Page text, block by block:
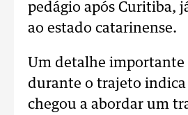
pedágio após Curitiba,
ao estado catarinense.
Um detalhe importante
durante o trajeto indica
chegou a abordar um